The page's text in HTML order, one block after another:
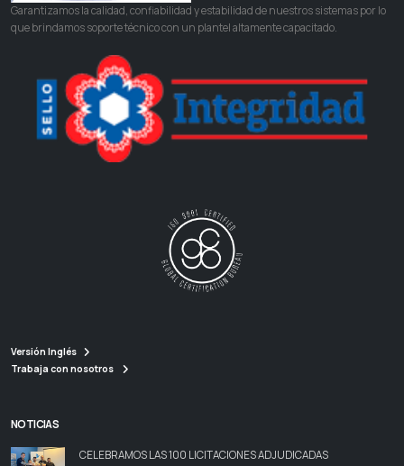
Garantizamos la calidad, confiabilidad y estabilidad de nuestros sistemas por lo
que brindamos soporte técnico con un plantel altamente capacitado.
Versión Inglés
Trabaja con nosotros
NOTICIAS
CELEBRAMOS LAS 100 LICITACIONES ADJUDICADAS